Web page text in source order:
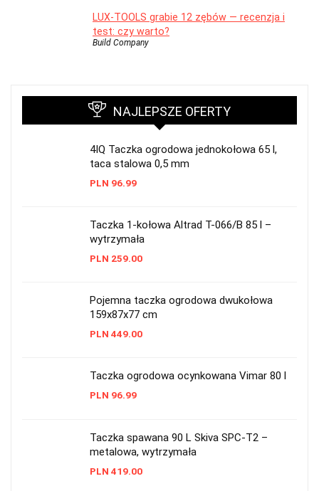
LUX-TOOLS grabie 12 zębów — recenzja i
test: czy warto?
Build Company
NAJLEPSZE OFERTY
4IQ Taczka ogrodowa jednokołowa 65 l,
taca stalowa 0,5 mm
PLN 96.99
Taczka 1-kołowa Altrad T-066/B 85 l –
wytrzymała
PLN 259.00
Pojemna taczka ogrodowa dwukołowa
159x87x77 cm
PLN 449.00
Taczka ogrodowa ocynkowana Vimar 80 l
PLN 96.99
Taczka spawana 90 L Skiva SPC-T2 –
metalowa, wytrzymała
PLN 419.00